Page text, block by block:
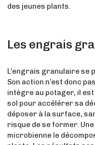
des jeunes plants.
Les engrais
L’engrais granulaire se
Son action n’est donc
intègre au potager, il
sol pour accélérer sa
déposer à la surface,
risque de se former.
microbienne le